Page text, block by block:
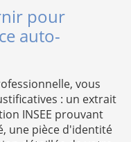
pour
auto-
vous
: un extrait
INSEE prouvant
une pièce d'identité